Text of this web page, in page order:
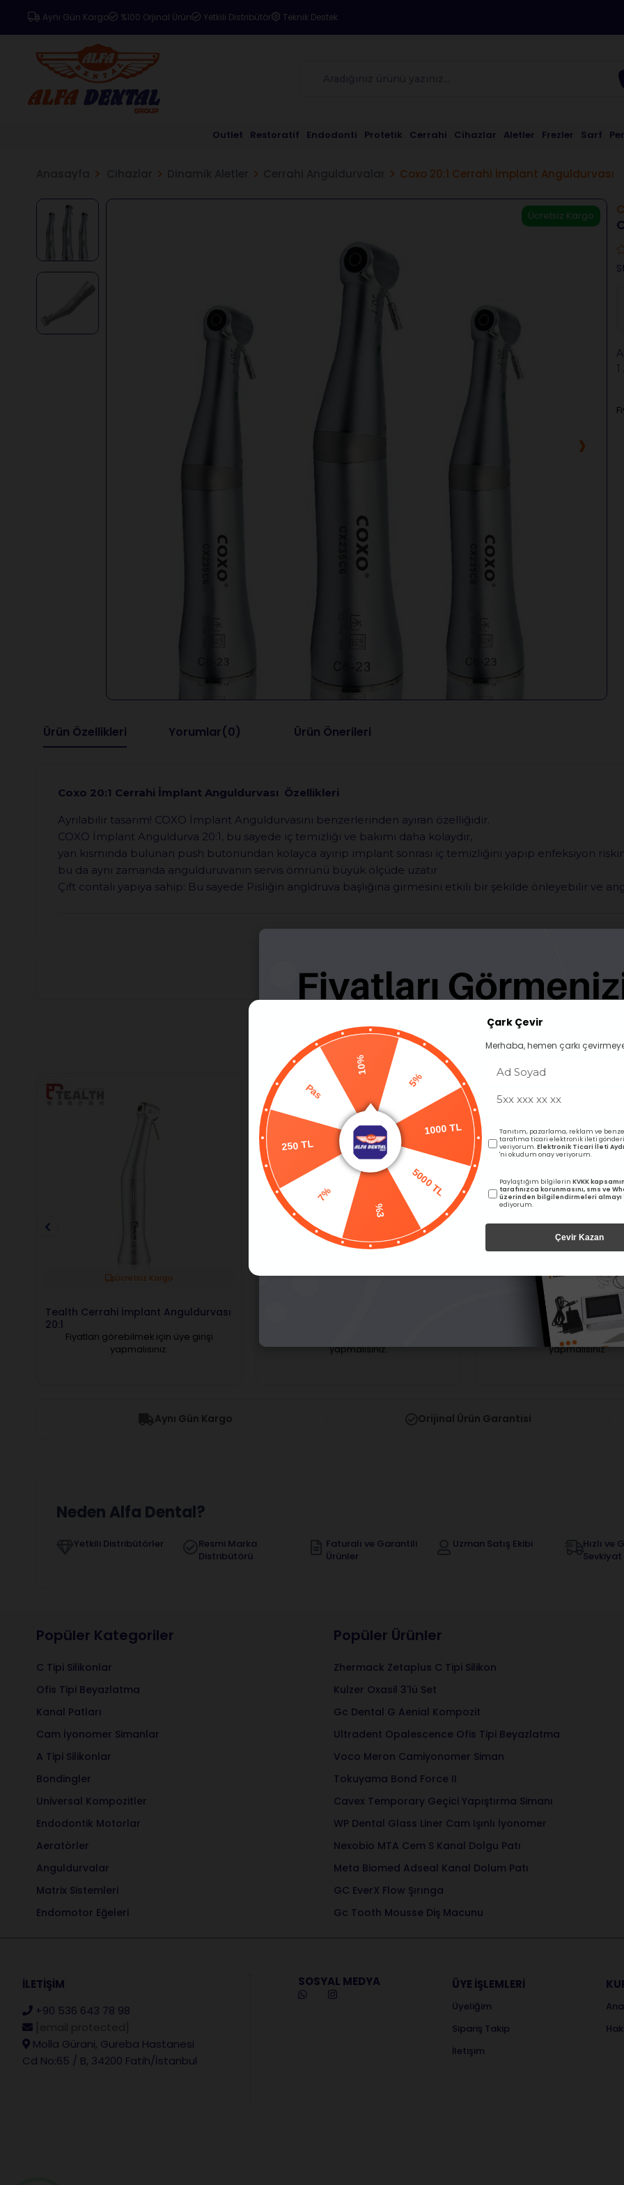
Aynı Gün Kargo %100 Orjinal Ürün Yetkili Distribütör Teknik Destek
Outlet Restoratif Endodonti Protetik Cerrahi Cihazlar Aletler Frezler Sarf
Coxo 20:1 Cerrahi İmplant Anguldurvası
›
Ücretsiz Kargo
Ürün Özellikleri Yorumlar(0) Ürün Önerileri
Coxo 20:1 Cerrahi İmplant Anguldurvası Özellikleri
Ayrılabilir tasarım! COXO İmplant Anguldurvasını benzerlerinden ayıran özelliğidir.
COXO İmplant Anguldurva 20:1, bu sayede iç temizliği ve bakımı daha kolaydır,
yan kısmında bulunan push butonundan kolayca ayırıp implant sonrası iç temizliğini yapıp enfeksiyon
bu da aynı zamanda angulduruvanın servis ömrünü büyük ölçüde uzatır
Çift contalı yapıya sahip: Bu sayede Pisliğin angldruva başlığına girmesini etkili bir şekilde önleyebilir ve
BENZER ÜRÜNLER
Ücretsiz Kargo
Tealth Cerrahi İmplant Anguldurvası
20:1
Fiyatları görebilmek için üye girişi
yapmalısınız.
Ücretsiz Kargo
yapmalısınız.
Ücretsiz Kargo
Westcode 1:5 Kırmızı Kuşak
Anguldurva
Fiyatları görebilmek için
yapmalısınız.
Aynı Gün Kargo Orijinal Ürün Garantisi
Neden Alfa Dental?
Yetkili Distribütörler
Resmi Marka
Distribütörü
Faturalı ve Garantili
Ürünler
Uzman Satış Ekibi
Hızlı ve
Sevkiyat
Popüler Kategoriler
C Tipi Silikonlar
Ofis Tipi Beyazlatma
Kanal Patları
Cam İyonomer Simanlar
A Tipi Silikonlar
Bondingler
Universal Kompozitler
Endodontik Motorlar
Aeratörler
Anguldurvalar
Matrix Sistemleri
Endomotor Eğeleri
Popüler Ürünler
Zhermack Zetaplus C Tipi Silikon
Kulzer Oxasil 3'lü Set
Gc Dental G Aenial Kompozit
Ultradent Opalescence Ofis Tipi Beyazlatma
Voco Meron Camiyonomer Siman
Tokuyama Bond Force II
Cavex Temporary Geçici Yapıştırma Simanı
WP Dental Glass Liner Cam Işınlı İyonomer
Nexobio MTA Cem S Kanal Dolgu Patı
Meta Biomed Adseal Kanal Dolum Patı
GC EverX Flow Şırınga
Gc Tooth Mousse Diş Macunu
İLETİŞİM
+90 536 643 78 98
Molla Gürani, Gureba Hastanesi
Cd No:65 / B, 34200 Fatih/İstanbul
SOSYAL MEDYA ÜYE İŞLEMLERİ
Üyeliğim
Sipariş Takip
İletişim
5%
5000 TL
7%
Pas
Çark Çevir
Merhaba, hemen çarkı
Tanıtım, pazarlama, reklam ve
tarafıma ticari elektronik ileti
veriyorum.Elektronik Ticari İleti
'ni okudum onay veriyorum.
Paylaştığım bilgilerin KVKK
tarafınızca korunmasını, sms ve
üzerinden bilgilendirmeleri almayı
ediyorum.
Çevir Kazan